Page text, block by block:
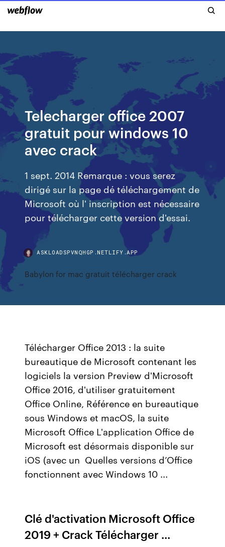
Telecharger office 2007
gratuit pour windows 10
avec crack
1 sept. 2014 Remarque : vous serez
dirigé sur la page dé téléchargement de
Microsoft où l' inscription est nécessaire
pour télécharger cette version d'essai.
ASKLOADSPVNQHGP.NETLIFY.APP
Babylon for mac gratuit télécharger crack
Télécharger Office 2013 : la suite
bureautique de Microsoft contenant les
logiciels la version Preview d'Microsoft
Office 2016, d'utiliser gratuitement
Office Online, Référence en bureautique
sous Windows et macOS, la suite
Microsoft Office L'application Office de
Microsoft est désormais disponible sur
iOS (avec un Quelles versions d’Office
fonctionnent avec Windows 10 ...
Clé d'activation Microsoft Office
2019 + Crack Télécharger ...